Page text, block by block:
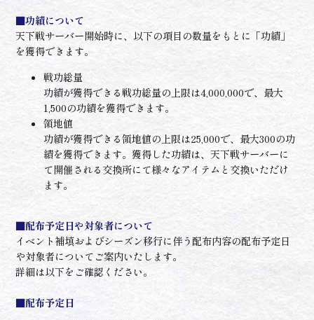
■功績について
天下戦サーバー開始時に、以下の項目の数量をもとに「功績」
を獲得できます。
戦功総量
功績が獲得できる戦功総量の上限は4,000,000で、最大
1,500の功績を獲得できます。
領地値
功績が獲得できる領地値の上限は25,000で、最大300の功
績を獲得できます。獲得した功績は、天下戦サーバーに
て開催される交換所にて様々なアイテムと交換いただけ
ます。
■配布予定日や対象者について
イベント補填およびシーズン移行に伴う配布内容の配布予定日
や対象者についてご案内いたします。
詳細は以下をご確認ください。
■配布予定日